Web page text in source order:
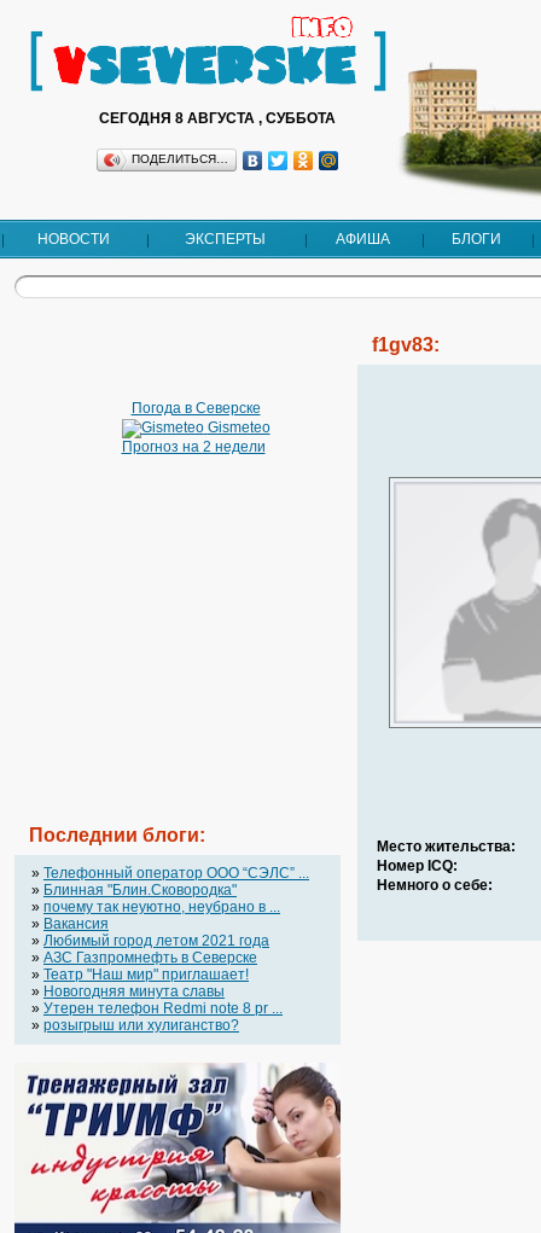
СЕГОДНЯ 8 АВГУСТА , СУББОТА
ПОДЕЛИТЬСЯ…
НОВОСТИ ЭКСПЕРТЫ АФИША БЛОГИ
Погода в Северске
Gismeteo
Прогноз на 2 недели
Последнии блоги:
» Телефонный оператор OOO “СЭЛС” ...
» Блинная "Блин.Сковородка"
» почему так неуютно, неубрано в ...
» Вакансия
» Любимый город летом 2021 года
» АЗС Газпромнефть в Северске
» Театр "Наш мир" приглашает!
» Новогодняя минута славы
» Утерен телефон Redmi note 8 pr ...
» розыгрыш или хулиганство?
f1gv83:
Место жительства:
Номер ICQ:
Немного о себе: